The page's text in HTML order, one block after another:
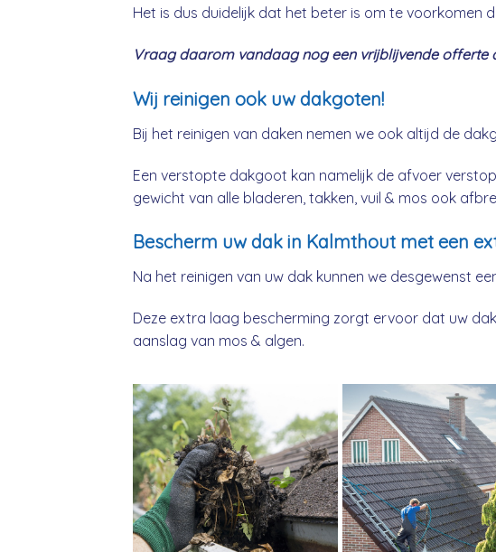
Het is dus duidelijk dat het beter is om te voorkomen
Vraag daarom vandaag nog een vrijblijvende offerte
Wij reinigen ook uw dakgoten!
Bij het reinigen van daken nemen we ook altijd de
Een verstopte dakgoot kan namelijk de afvoer
gewicht van alle bladeren, takken, vuil & mos ook
Bescherm uw dak in Kalmthout met een
Na het reinigen van uw dak kunnen we desgewenst
Deze extra laag bescherming zorgt ervoor dat uw
aanslag van mos & algen.